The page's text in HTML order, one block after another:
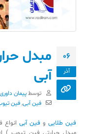
06
آذر
مبدل
آبی
توسط پیمان داوری
فین آبی,فین
فین طلایی و فین آبی